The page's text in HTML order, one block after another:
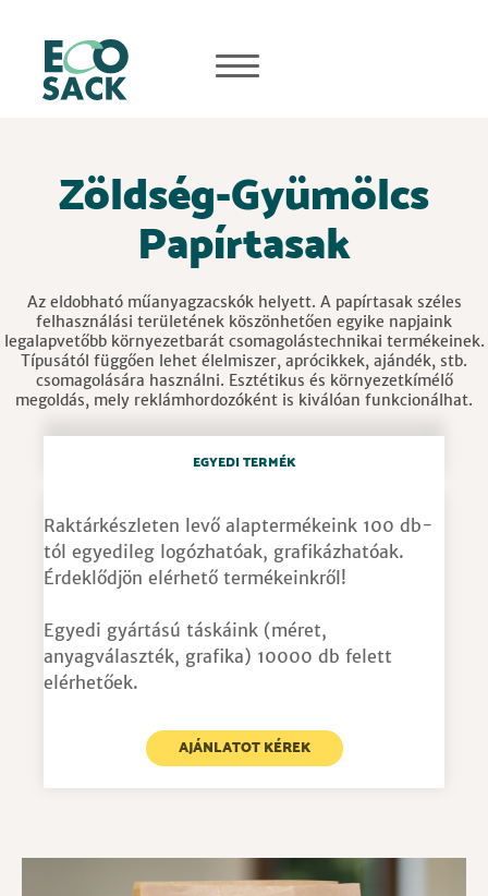
Zöldség-Gyümölcs
Papírtasak
Az eldobható műanyagzacskók helyett. A papírtasak széles
felhasználási területének köszönhetően egyike napjaink
legalapvetőbb környezetbarát csomagolástechnikai termékeinek.
Típusától függően lehet élelmiszer, aprócikkek, ajándék, stb.
csomagolására használni. Esztétikus és környezetkímélő
megoldás, mely reklámhordozóként is kiválóan funkcionálhat.
EGYEDI TERMÉK
Raktárkészleten levő alaptermékeink 100 db-
tól egyedileg logózhatóak, grafikázhatóak.
Érdeklődjön elérhető termékeinkről!
Egyedi gyártású táskáink (méret,
anyagválaszték, grafika) 10000 db felett
elérhetőek.
AJÁNLATOT KÉREK